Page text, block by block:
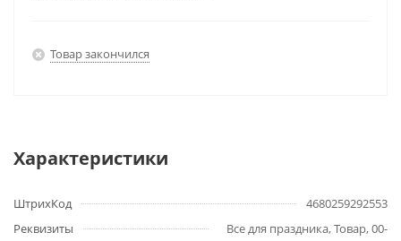
Товар закончился
Характеристики
ШтрихКод
4680259292553
Реквизиты
Все для праздника, Товар, 00-